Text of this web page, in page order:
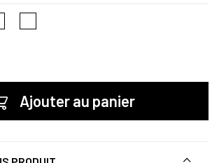
Ajouter au panier